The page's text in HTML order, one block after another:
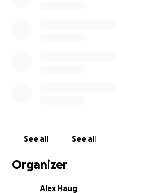
See all See all
Organizer
Alex Haug